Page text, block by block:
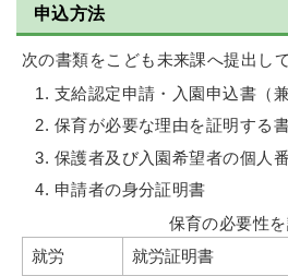
申込方法
次の書類をこども未来課へ提出し
支給認定申請・入園申込書（
保育が必要な理由を証明する
保護者及び入園希望者の個人
申請者の身分証明書
保育の必要性
就労
就労証明書